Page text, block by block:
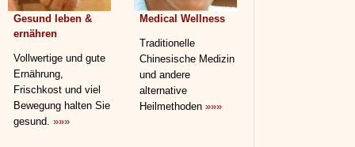
Gesund leben &
ernähren
Vollwertige und gute
Ernährung,
Frischkost und viel
Bewegung halten Sie
gesund. »»»
Medical Wellness
Traditionelle
Chinesische Medizin
und andere
alternative
Heilmethoden »»»